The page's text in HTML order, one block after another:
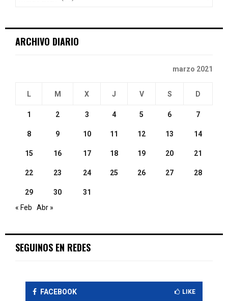
ARCHIVO DIARIO
marzo 2021
L M X J V S D
1 2 3 4 5 6 7
8 9 10 11 12 13 14
15 16 17 18 19 20 21
22 23 24 25 26 27 28
29 30
31
« Feb
Abr »
SEGUINOS EN REDES
FACEBOOK LIKE